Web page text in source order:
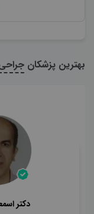
بهترین پزشکان
دکتر